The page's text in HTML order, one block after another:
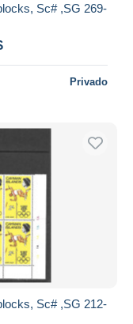
Sc# ,SG 269-
Privado
Sc# ,SG 212-